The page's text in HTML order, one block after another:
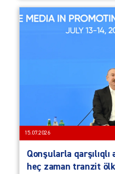
15.07.2026
Qonşularla
heç zaman tranzit